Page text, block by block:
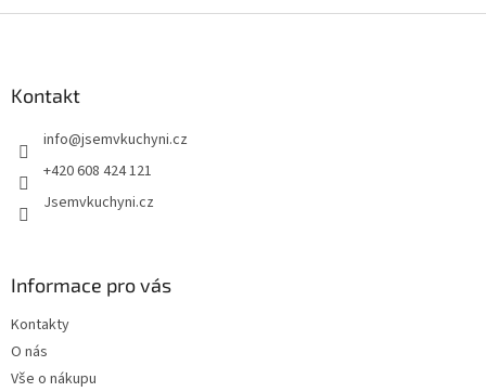
Kontakt
info@jsemvkuchyni.cz
+420 608 424 121
Jsemvkuchyni.cz
Informace pro vás
Kontakty
O nás
Vše o nákupu